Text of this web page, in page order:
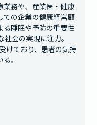
業務や、産業医・健康
ての企業の健康経営顧
る睡眠や予防の重要性
会の実現に注力。
けており、患者の気持
。